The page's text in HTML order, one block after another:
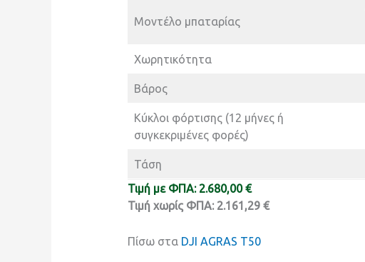
Μοντέλο μπαταρίας
Χωρητικότητα
Βάρος
Κύκλοι φόρτισης (12 μήνες ή
συγκεκριμένες φορές)
Τάση
Τιμή με ΦΠΑ: 2.680,00 €
Τιμή χωρίς ΦΠΑ: 2.161,29 €
Πίσω στα DJI AGRAS T50